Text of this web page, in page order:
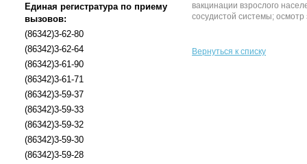
Единая регистратура по приему
вызовов:
(86342)3-62-80
(86342)3-62-64
(86342)3-61-90
(86342)3-61-71
(86342)3-59-37
(86342)3-59-33
(86342)3-59-32
(86342)3-59-30
(86342)3-59-28
вакцинации взрослого
сосудистой системы; осмотр
Вернуться к списку